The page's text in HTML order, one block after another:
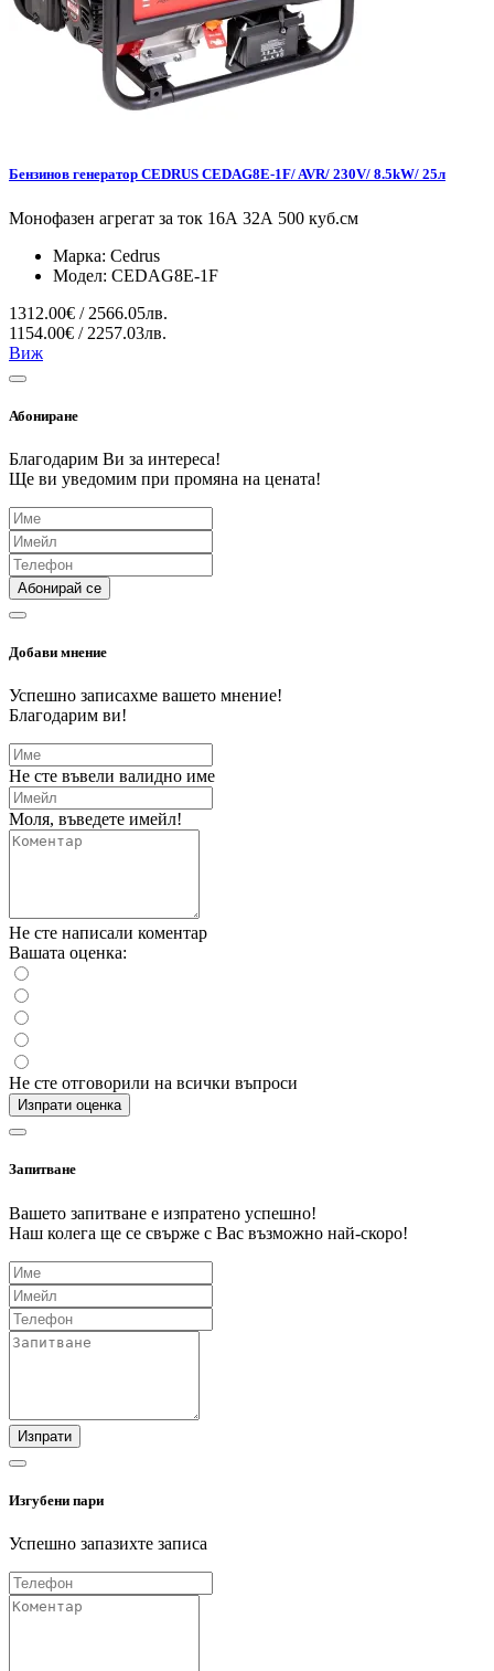
Бензинов генератор CEDRUS CEDAG8E-1F/ AVR/ 230V/ 8.5kW/ 25л
Монофазен агрегат за ток 16А 32А 500 куб.см
Марка: Cedrus
Модел: CEDAG8E-1F
1312.00€ / 2566.05лв.
1154.00€ / 2257.03лв.
Виж
Абониране
Благодарим Ви за интереса!
Ще ви уведомим при промяна на цената!
Абонирай се
Добави мнение
Успешно записахме вашето мнение!
Благодарим ви!
Не сте въвели валидно име
Моля, въведете имейл!
Не сте написали коментар
Вашата оценка:
Не сте отговорили на всички въпроси
Изпрати оценка
Запитване
Вашето запитване е изпратено успешно!
Наш колега ще се свърже с Вас възможно най-скоро!
Изпрати
Изгубени пари
Успешно запазихте записа